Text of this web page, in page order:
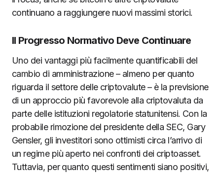
continuano a raggiungere nuovi massimi storici.
Il Progresso Normativo Deve Continuare
Uno dei vantaggi più facilmente quantificabili del
cambio di amministrazione – almeno per quanto
riguarda il settore delle criptovalute – è la previsione
di un approccio più favorevole alla criptovaluta da
parte delle istituzioni regolatorie statunitensi. Con la
probabile rimozione del presidente della SEC, Gary
Gensler, gli investitori sono ottimisti circa l’arrivo di
un regime più aperto nei confronti dei criptoasset.
Tuttavia, per quanto questi sentimenti siano positivi,